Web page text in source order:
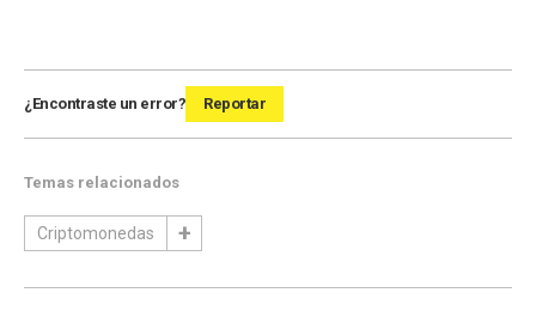
¿Encontraste un error? Reportar
Temas relacionados
Criptomonedas